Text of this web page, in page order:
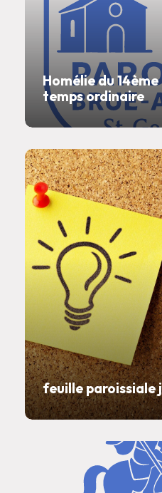
Homélie du
temps ordinaire
feuille